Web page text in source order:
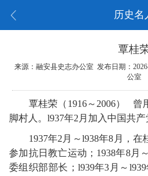
历史名
覃桂
来源：融安县史志办公室 发布日期：
公室
覃桂荣（1916～2006） 曾
脚村人。l937年2月加入中国共
1937年2月～l938年8月，在
参加抗日教亡运动；1938年8月
委组织部部长；l939年3月～